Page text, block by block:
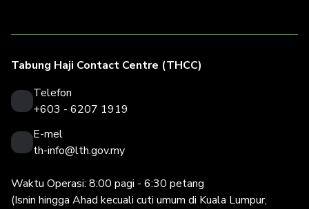
Tabung Haji Contact Centre (THCC)
Telefon
+603 - 6207 1919
E-mel
th-info@lth.gov.my
Waktu Operasi: 8:00 pagi - 6:30 petang
(Isnin hingga Ahad kecuali cuti umum di Kuala Lumpur,